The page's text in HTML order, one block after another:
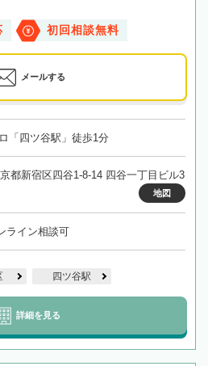
初回相談無料
メールする
「四ツ谷駅」徒歩1分
都新宿区四谷1-8-14 四谷一丁目ビル3
地図
ライン相談可
四ツ谷駅
詳細を見る